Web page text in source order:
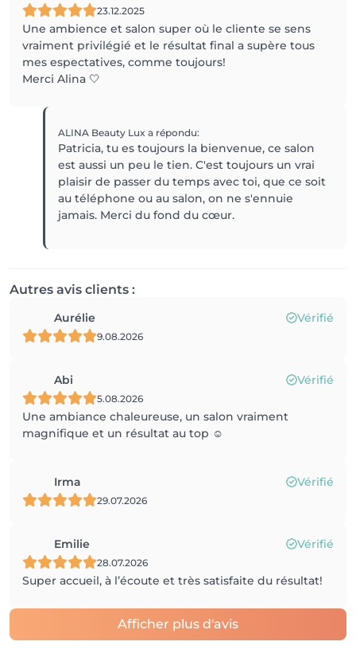
23.12.2025
Une ambience et salon super où le cliente se sens
vraiment privilégié et le résultat final a supère tous
mes espectatives, comme toujours!
Merci Alina 🤍
ALINA Beauty Luxa répondu:
Patricia, tu es toujours la bienvenue, ce salon
est aussi un peu le tien. C'est toujours un vrai
plaisir de passer du temps avec toi, que ce soit
au téléphone ou au salon, on ne s'ennuie
jamais. Merci du fond du cœur.
Autres avis clients :
Aurélie Vérifié
9.08.2026
Abi Vérifié
5.08.2026
Une ambiance chaleureuse, un salon vraiment
magnifique et un résultat au top ☺️
Irma Vérifié
29.07.2026
Emilie Vérifié
28.07.2026
Super accueil, à l’écoute et très satisfaite du résultat!
Afficher plus d'avis